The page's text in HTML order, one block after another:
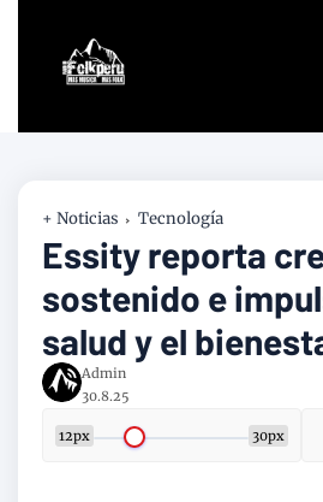
+ Noticias Tecnología
Essity reporta
sostenido e
salud y el
Admin
30.8.25
12px 30px